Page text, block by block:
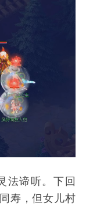
谛听。下回
寿，但女儿村